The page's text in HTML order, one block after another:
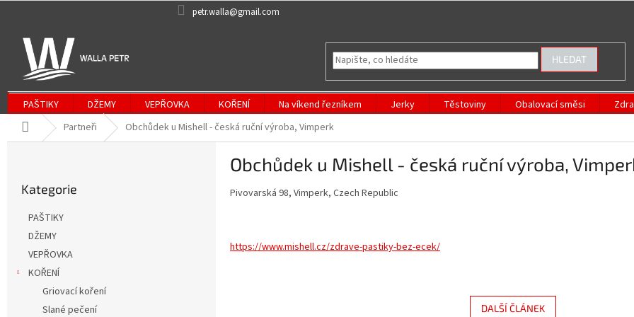
petr.walla@gmail.com
HLEDAT
PAŠTIKY DŽEMY VEPŘOVKA KOŘENÍ Na víkend řezníkem Jerky Těstoviny Obalovací směsi
Domů Partneři Obchůdek u Mishell - česká ruční výroba, Vimperk
kategorie
Kategorie
PAŠTIKY
DŽEMY
VEPŘOVKA
KOŘENÍ
Griovací koření
Slané pečení
Obchůdek u Mishell - česká ruční výroba,
Pivovarská 98, Vimperk, Czech Republic
https://www.mishell.cz/zdrave-pastiky-bez-ecek/
DALŠÍ ČLÁNEK